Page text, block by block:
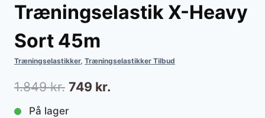
Træningselastik X-Heavy
Sort 45m
Træningselastikker, Træningselastikker Tilbud
1.849kr. Den
oprindelige
749 kr.
På lager